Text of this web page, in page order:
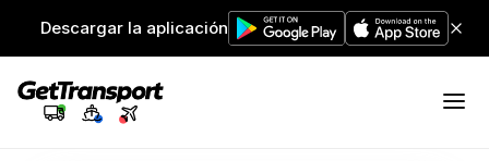
Descargar la aplicación